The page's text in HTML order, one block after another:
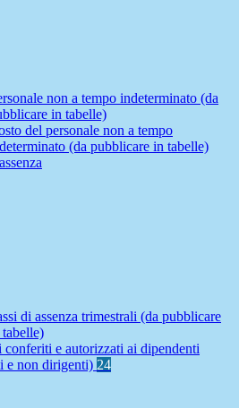
non a tempo indeterminato (da
in tabelle)
del personale non a tempo
(da pubblicare in tabelle)
di assenza trimestrali (da pubblicare
conferiti e autorizzati ai dipendenti
e non dirigenti) 24